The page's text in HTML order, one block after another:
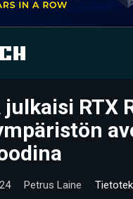
julkaisi RTX
Petrus Laine